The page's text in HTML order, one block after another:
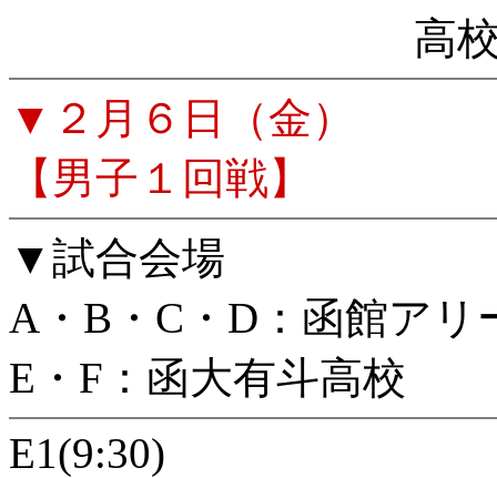
高
▼２月６日（金）
【男子１回戦】
▼試合会場
A・B・C・D：函館アリ
E・F：函大有斗高校
E1(9:30)